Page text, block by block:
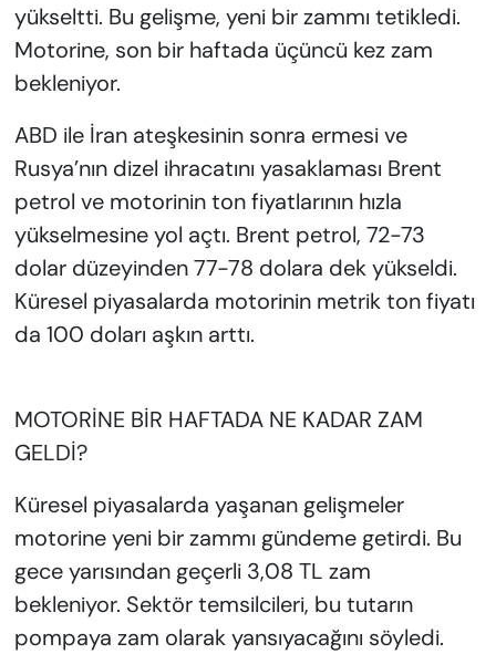
yükseltti. Bu gelişme, yeni bir zammı tetikledi.
Motorine, son bir haftada üçüncü kez zam
bekleniyor.
ABD ile İran ateşkesinin sonra ermesi ve
Rusya’nın dizel ihracatını yasaklaması Brent
petrol ve motorinin ton fiyatlarının hızla
yükselmesine yol açtı. Brent petrol, 72-73
dolar düzeyinden 77-78 dolara dek yükseldi.
Küresel piyasalarda motorinin metrik ton fiyatı
da 100 doları aşkın arttı.
MOTORİNE BİR HAFTADA NE KADAR ZAM
GELDİ?
Küresel piyasalarda yaşanan gelişmeler
motorine yeni bir zammı gündeme getirdi. Bu
gece yarısından geçerli 3,08 TL zam
bekleniyor. Sektör temsilcileri, bu tutarın
pompaya zam olarak yansıyacağını söyledi.